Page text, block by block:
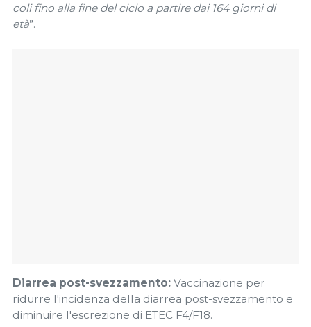
coli fino alla fine del ciclo a partire dai 164 giorni di
età”.
Diarrea post-svezzamento: Vaccinazione per
ridurre l'incidenza della diarrea post-svezzamento e
diminuire l'escrezione di ETEC F4/F18.